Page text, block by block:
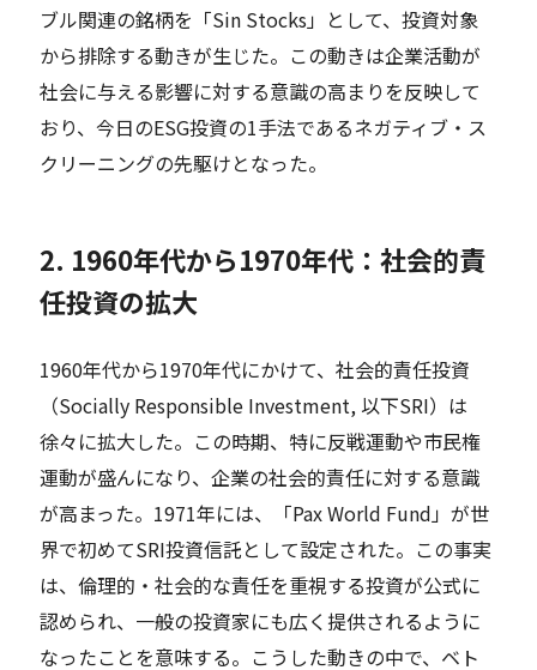
ブル関連の銘柄を「Sin Stocks」として、投資対象
から排除する動きが生じた。この動きは企業活動が
社会に与える影響に対する意識の高まりを反映して
おり、今日のESG投資の1手法であるネガティブ・ス
クリーニングの先駆けとなった。
2. 1960年代から1970年代：社会的責
任投資の拡大
1960年代から1970年代にかけて、社会的責任投資
（Socially Responsible Investment, 以下SRI）は
徐々に拡大した。この時期、特に反戦運動や市民権
運動が盛んになり、企業の社会的責任に対する意識
が高まった。1971年には、「Pax World Fund」が世
界で初めてSRI投資信託として設定された。この事実
は、倫理的・社会的な責任を重視する投資が公式に
認められ、一般の投資家にも広く提供されるように
なったことを意味する。こうした動きの中で、ベト